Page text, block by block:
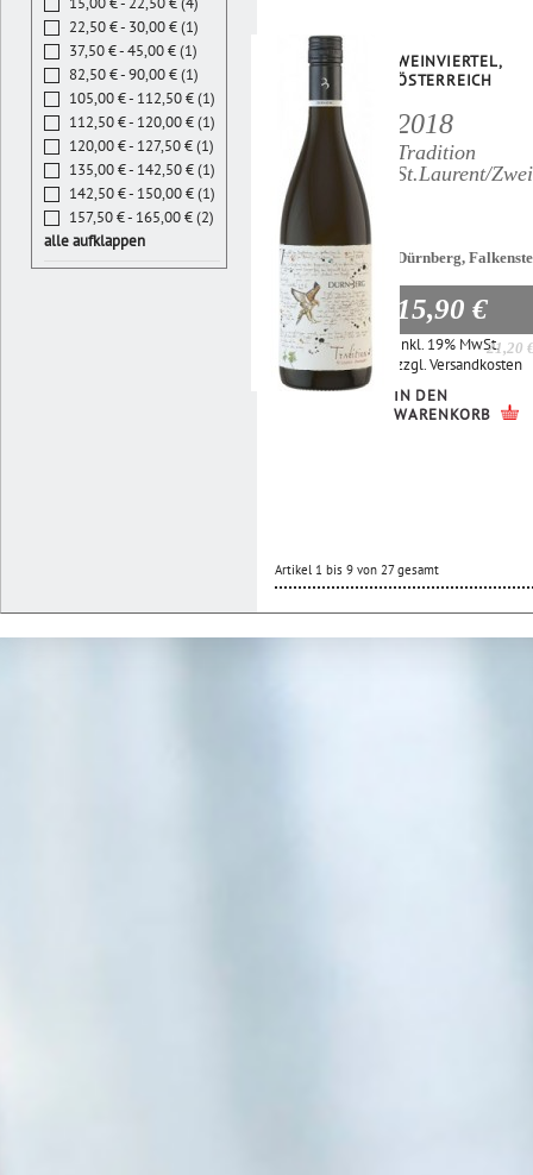
WEINVIERTEL,
ÖSTERREICH
2018
Tradition
St.Laurent/
Dürnberg,
15,90 €
21,20
Inkl. 19% MwSt.
zzgl.Versandkosten
IN DEN
WARENKORB
Artikel 1 bis 9 von 27 gesamt
22,50 € - 30,00 € (1)
37,50 € - 45,00 € (1)
82,50 € - 90,00 € (1)
105,00 € - 112,50 € (1)
112,50 € - 120,00 € (1)
120,00 € - 127,50 € (1)
135,00 € - 142,50 € (1)
142,50 € - 150,00 € (1)
157,50 € - 165,00 € (2)
alle aufklappen